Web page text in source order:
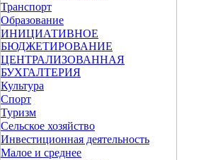
Транспорт
Образование
ИНИЦИАТИВНОЕ
БЮДЖЕТИРОВАНИЕ
ЦЕНТРАЛИЗОВАННАЯ
БУХГАЛТЕРИЯ
Культура
Спорт
Туризм
Сельское хозяйство
Инвестиционная деятельность
Малое и среднее